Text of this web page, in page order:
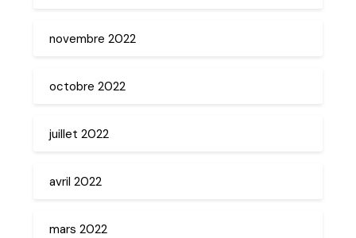
novembre 2022
octobre 2022
juillet 2022
avril 2022
mars 2022